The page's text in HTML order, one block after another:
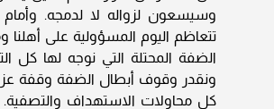
وسيسعون لزواله لا لدمجه. وأمام
تتعاظم اليوم المسؤولية على أهلنا
الضفة المحتلة التي نوجه لها كل
ونقدر وقوف أبطال الضفة وقفة
كل محاولات الاستهداف والتصفية.